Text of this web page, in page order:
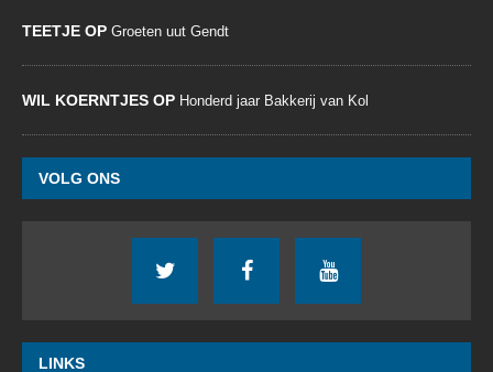
TEETJE OP Groeten uut Gendt
WIL KOERNTJES OP Honderd jaar Bakkerij van Kol
VOLG ONS
LINKS